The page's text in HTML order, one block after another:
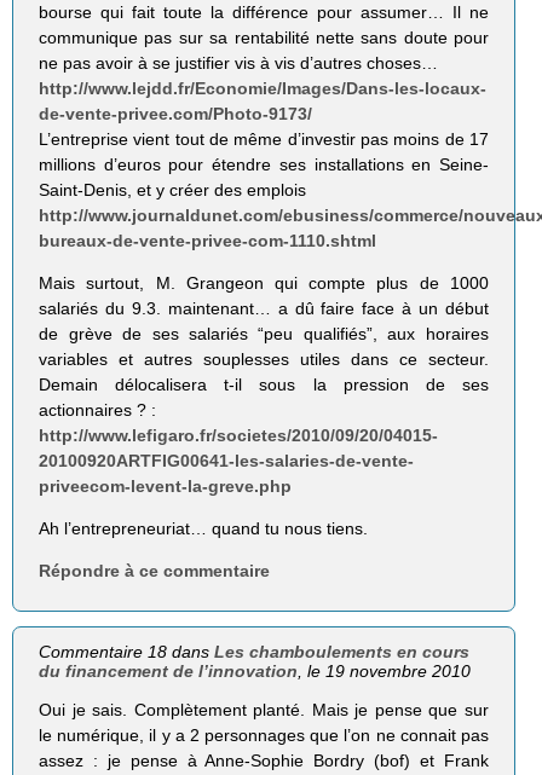
bourse qui fait toute la différence pour assumer… Il ne
communique pas sur sa rentabilité nette sans doute pour
ne pas avoir à se justifier vis à vis d’autres choses…
http://www.lejdd.fr/Economie/Images/Dans-les-locaux-
de-vente-privee.com/Photo-9173/
L’entreprise vient tout de même d’investir pas moins de 17
millions d’euros pour étendre ses installations en Seine-
Saint-Denis, et y créer des emplois
http://www.journaldunet.com/ebusiness/commerce/
bureaux-de-vente-privee-com-1110.shtml
Mais surtout, M. Grangeon qui compte plus de 1000
salariés du 9.3. maintenant… a dû faire face à un début
de grève de ses salariés “peu qualifiés”, aux horaires
variables et autres souplesses utiles dans ce secteur.
Demain délocalisera t-il sous la pression de ses
actionnaires ? :
http://www.lefigaro.fr/societes/2010/09/20/04015-
20100920ARTFIG00641-les-salaries-de-vente-
priveecom-levent-la-greve.php
Ah l’entrepreneuriat… quand tu nous tiens.
Répondre à ce commentaire
Commentaire 18 dansLes chamboulements en cours
du financement de l’innovation , le 19 novembre 2010
Oui je sais. Complètement planté. Mais je pense que sur
le numérique, il y a 2 personnages que l’on ne connait pas
assez : je pense à Anne-Sophie Bordry (bof) et Frank